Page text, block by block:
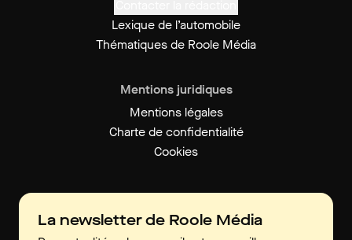
Lexique de l’automobile
Thématiques de Roole Média
Mentions juridiques
Mentions légales
Charte de confidentialité
Cookies
La newsletter de Roole Média